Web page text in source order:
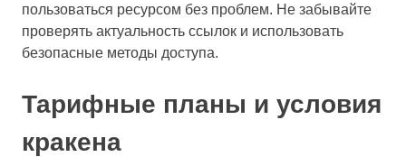
пользоваться ресурсом без проблем. Не забывайте
проверять актуальность ссылок и использовать
безопасные методы доступа.
Тарифные планы и условия
кракена